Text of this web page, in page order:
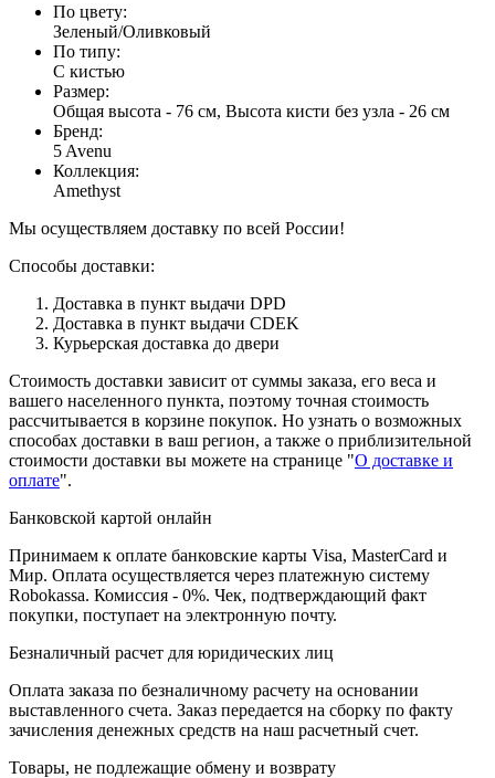
По цвету:
Зеленый/Оливковый
По типу:
С кистью
Размер:
Общая высота - 76 см, Высота кисти без узла - 26 см
Бренд:
5 Avenu
Коллекция:
Amethyst
Мы осуществляем доставку по всей России!
Способы доставки:
Доставка в пункт выдачи DPD
Доставка в пункт выдачи CDEK
Курьерская доставка до двери
Стоимость доставки зависит от суммы заказа, его веса и
вашего населенного пункта, поэтому точная стоимость
рассчитывается в корзине покупок. Но узнать о возможных
способах доставки в ваш регион, а также о приблизительной
стоимости доставки вы можете на странице "О доставке и
оплате".
Банковской картой онлайн
Принимаем к оплате банковские карты Visa, MasterCard и
Мир. Оплата осуществляется через платежную систему
Robokassa. Комиссия - 0%. Чек, подтверждающий факт
покупки, поступает на электронную почту.
Безналичный расчет для юридических лиц
Оплата заказа по безналичному расчету на основании
выставленного счета. Заказ передается на сборку по факту
зачисления денежных средств на наш расчетный счет.
Товары, не подлежащие обмену и возврату